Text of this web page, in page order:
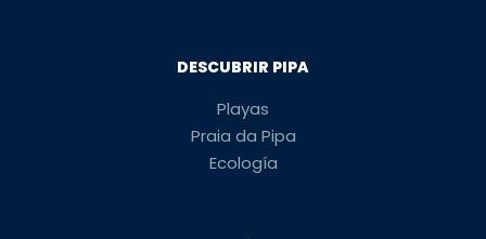
DESCUBRIR PIPA
Playas
Praia da Pipa
Ecología